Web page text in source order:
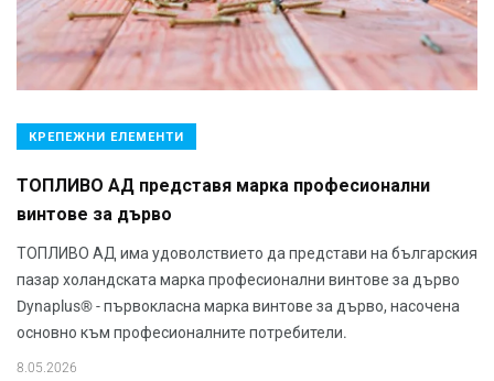
КРЕПЕЖНИ ЕЛЕМЕНТИ
ТОПЛИВО АД представя марка професионални
винтове за дърво
ТОПЛИВО АД има удоволствието да представи на българския
пазар холандската марка професионални винтове за дърво
Dynaplus® - първокласна марка винтове за дърво, насочена
основно към професионалните потребители.
8.05.2026